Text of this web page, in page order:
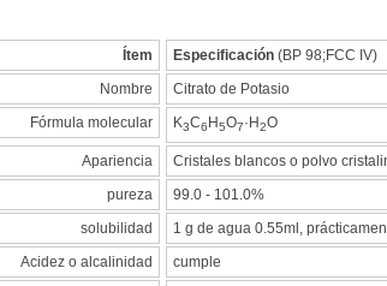
Ítem Especificación (BP 98;FCC IV)
Nombre
Citrato de Potasio
Fórmula molecular
K3C6 H5O7·H2O
Apariencia
Cristales blancos o polvo
pureza
99.0 - 101.0%
solubilidad
1 g de agua 0.55ml,
Acidez o alcalinidad
cumple